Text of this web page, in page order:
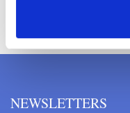
NEWSLETTERS